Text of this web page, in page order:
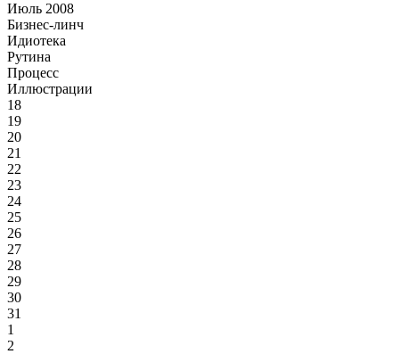
Июль 2008
Бизнес-линч
Идиотека
Рутина
Процесс
Иллюстрации
18
19
20
21
22
23
24
25
26
27
28
29
30
31
1
2